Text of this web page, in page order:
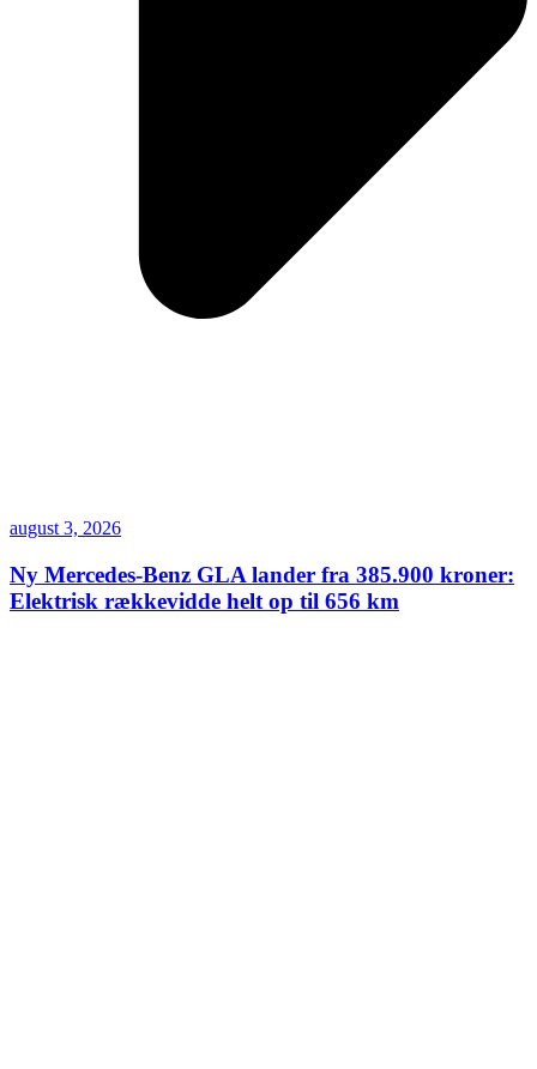
august 3, 2026
Ny Mercedes-Benz GLA lander fra 385.900 kroner:
Elektrisk rækkevidde helt op til 656 km